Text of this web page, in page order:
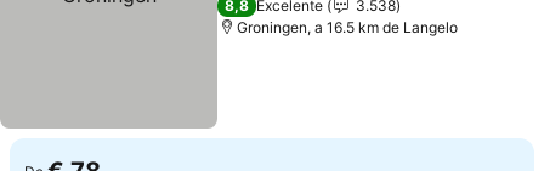
8,8 Excelente
3.538
Groningen, a 16.5 km de Langelo